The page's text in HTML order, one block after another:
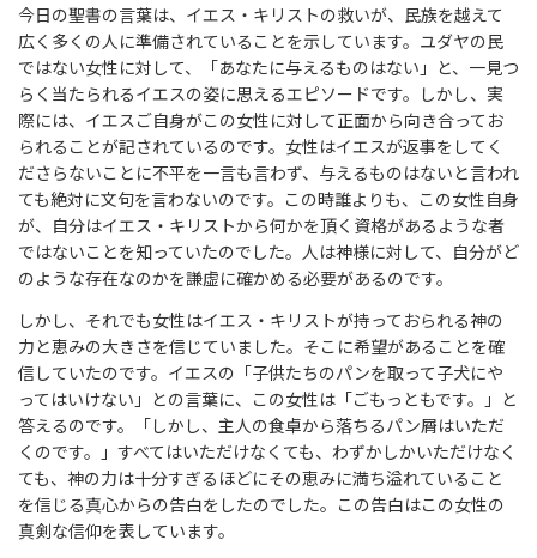
今日の聖書の言葉は、イエス・キリストの救いが、民族を越えて
広く多くの人に準備されていることを示しています。ユダヤの民
ではない女性に対して、「あなたに与えるものはない」と、一見つ
らく当たられるイエスの姿に思えるエピソードです。しかし、実
際には、イエスご自身がこの女性に対して正面から向き合ってお
られることが記されているのです。女性はイエスが返事をしてく
ださらないことに不平を一言も言わず、与えるものはないと言われ
ても絶対に文句を言わないのです。この時誰よりも、この女性自身
が、自分はイエス・キリストから何かを頂く資格があるような者
ではないことを知っていたのでした。人は神様に対して、自分がど
のような存在なのかを謙虚に確かめる必要があるのです。
しかし、それでも女性はイエス・キリストが持っておられる神の
力と恵みの大きさを信じていました。そこに希望があることを確
信していたのです。イエスの「子供たちのパンを取って子犬にや
ってはいけない」との言葉に、この女性は「ごもっともです。」と
答えるのです。「しかし、主人の食卓から落ちるパン屑はいただ
くのです。」すべてはいただけなくても、わずかしかいただけなく
ても、神の力は十分すぎるほどにその恵みに満ち溢れていること
を信じる真心からの告白をしたのでした。この告白はこの女性の
真剣な信仰を表しています。